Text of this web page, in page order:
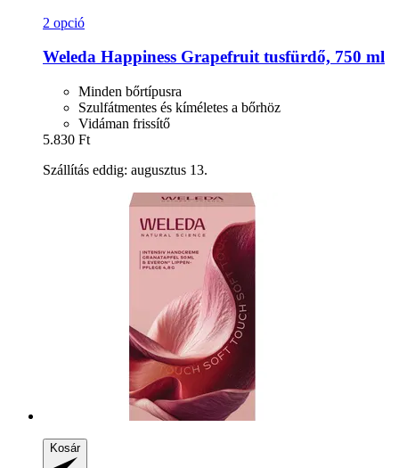
2 opció
Weleda Happiness Grapefruit tusfürdő, 750 ml
Minden bőrtípusra
Szulfátmentes és kíméletes a bőrhöz
Vidáman frissítő
5.830 Ft
Szállítás eddig: augusztus 13.
Kosár